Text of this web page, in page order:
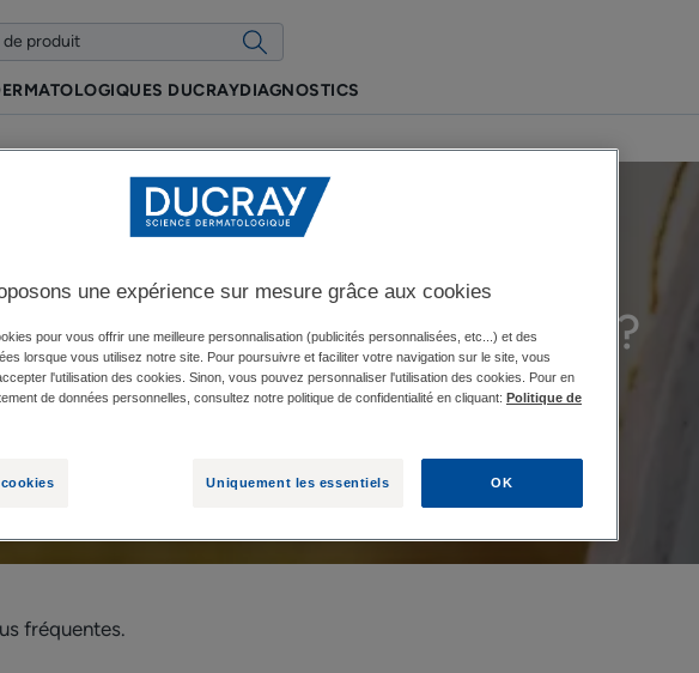
DUCRAYDIAGNOSTICS
lien entre sexualité et acné ?
jour le2024-01-15, approuvé par nos experts médicaux DUCRAY.
fréquentes.
une expérience sur mesure grâce aux cookies
pour vous offrir une meilleure personnalisation (publicités personnalisées, etc...) et des
lorsque vous utilisez notre site. Pour poursuivre et faciliter votre navigation sur le site, vous
l'utilisation des cookies. Sinon, vous pouvez personnaliser l'utilisation des cookies. Pour en
de données personnelles, consultez notre politique de confidentialité en cliquant: Politique de
Uniquement les essentiels OK